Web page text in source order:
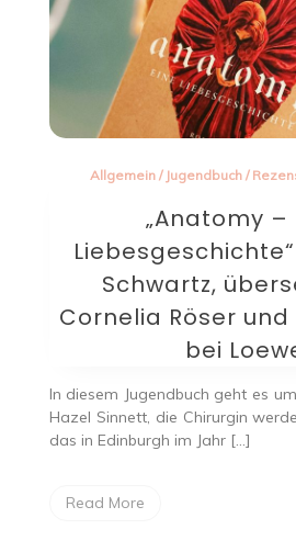
Allgemein / Jugendbuch /
„Anatomy –
Schwartz,
Cornelia Röser
bei
In diesem Jugendbuch geht es
Hazel Sinnett, die Chirurgin
das in Edinburgh im Jahr […]
Read More